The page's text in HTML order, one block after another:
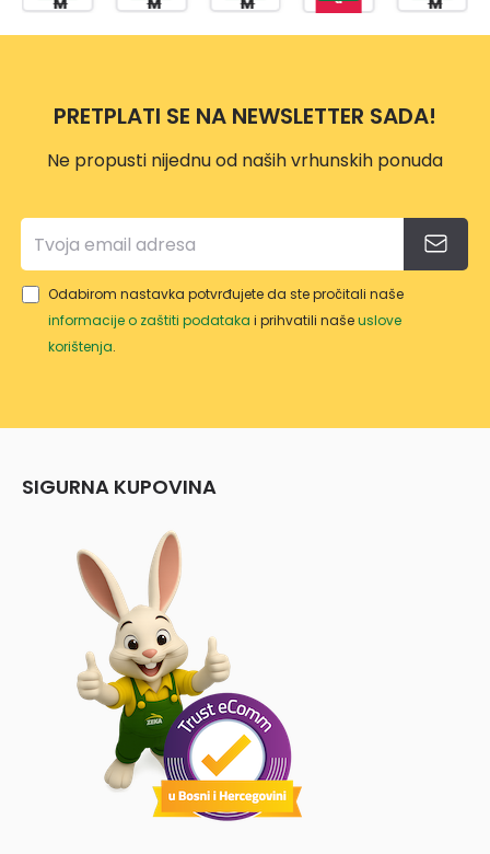
ER
STEE
1
KCIJ
OM +
400X
1CM
4
KCIJ
OM
22
5645
76
CM +
STEE
PRO
ER
STEE
PRETPLATI SE NA NEWSLETTER SADA!
Ne propusti nijednu od naših vrhunskih ponuda
Odabirom nastavka potvrđujete da ste pročitali naše
informacije o zaštiti podataka i prihvatili našeuslove
korištenja.
SIGURNA KUPOVINA